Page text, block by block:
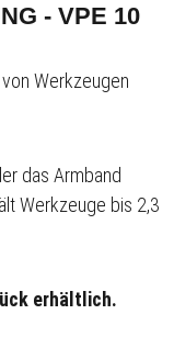
- VPE 10
Werkzeugen
das Armband
Werkzeuge bis 2,3
erhältlich.